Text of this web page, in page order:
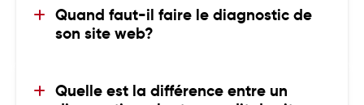
web consiste à évaluer les performances
globales d’un site sur plusieurs aspects clés
utilisateur et la structure du contenu. Elle
Quand faut-il faire le diagnostic de
son site web?
web avant une refonte, lorsqu’un site
Quelle est la différence entre un